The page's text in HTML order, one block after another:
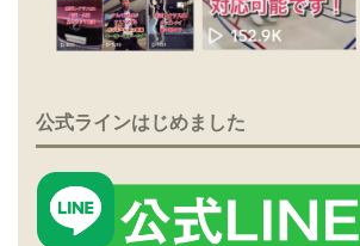
公式ラインはじめました